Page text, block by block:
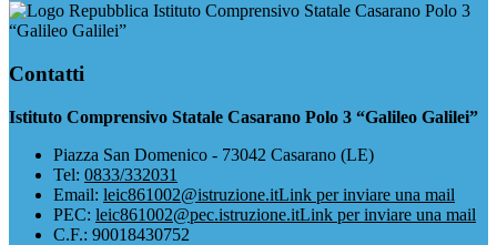
Istituto Comprensivo Statale Casarano Polo 3
“Galileo Galilei”
Contatti
Istituto Comprensivo Statale Casarano Polo 3 “Galileo Galilei”
Piazza San Domenico - 73042 Casarano (LE)
Tel: 0833/332031
Email: leic861002@istruzione.itLink per inviare una mail
PEC: leic861002@pec.istruzione.itLink per inviare una mail
C.F.: 90018430752